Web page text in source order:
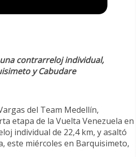
contrarreloj individual,
y Cabudare
del Team Medellín,
etapa de la Vuelta Venezuela en
individual de 22,4 km, y asaltó
este miércoles en Barquisimeto,